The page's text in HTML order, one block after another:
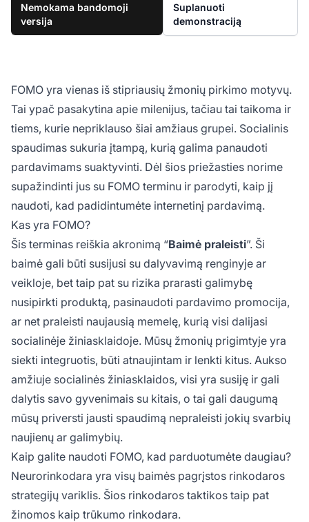
Nemokama bandomoji
versija
Suplanuoti
demonstraciją
FOMO yra vienas iš stipriausių žmonių pirkimo motyvų.
Tai ypač pasakytina apie milenijus, tačiau tai taikoma ir
tiems, kurie nepriklauso šiai amžiaus grupei. Socialinis
spaudimas sukuria įtampą, kurią galima panaudoti
pardavimams suaktyvinti. Dėl šios priežasties norime
supažindinti jus su FOMO terminu ir parodyti, kaip jį
naudoti, kad padidintumėte internetinį pardavimą.
Kas yra FOMO?
Šis terminas reiškia akronimą “Baimė praleisti”. Ši
baimė gali būti susijusi su dalyvavimą renginyje ar
veikloje, bet taip pat su rizika prarasti galimybę
nusipirkti produktą, pasinaudoti pardavimo promocija,
ar net praleisti naujausią memelę, kurią visi dalijasi
socialinėje žiniasklaidoje. Mūsų žmonių prigimtyje yra
siekti integruotis, būti atnaujintam ir lenkti kitus. Aukso
amžiuje socialinės žiniasklaidos, visi yra susiję ir gali
dalytis savo gyvenimais su kitais, o tai gali daugumą
mūsų priversti jausti spaudimą nepraleisti jokių svarbių
naujienų ar galimybių.
Kaip galite naudoti FOMO, kad parduotumėte daugiau?
Neurorinkodarа yra visų baimės pagrįstos rinkodaros
strategijų variklis. Šios rinkodaros taktikos taip pat
žinomos kaip trūkumo rinkodarа.